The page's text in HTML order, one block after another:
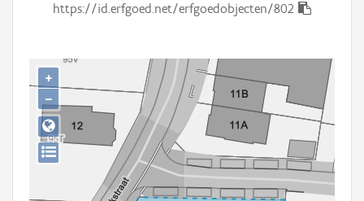
Gebeurtenis
Downloads
Hergebruik
Aanmelden
https://id.erfgoed.net/erfgoedobjecten/802
+
−